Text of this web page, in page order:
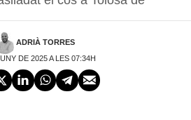
ADRIÀ TORRES
DE 2025 A LES 07:34H